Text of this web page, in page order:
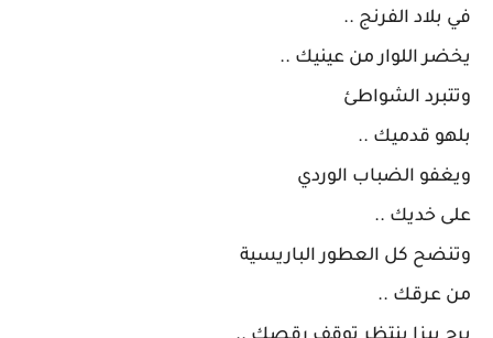
في بلاد الفرنج ..
يخضر اللوار من عينيك ..
وتتبرد الشواطئ
بلهو قدميك ..
ويغفو الضباب الوردي
على خديك ..
وتنضح كل العطور الباريسية
من عرقك ..